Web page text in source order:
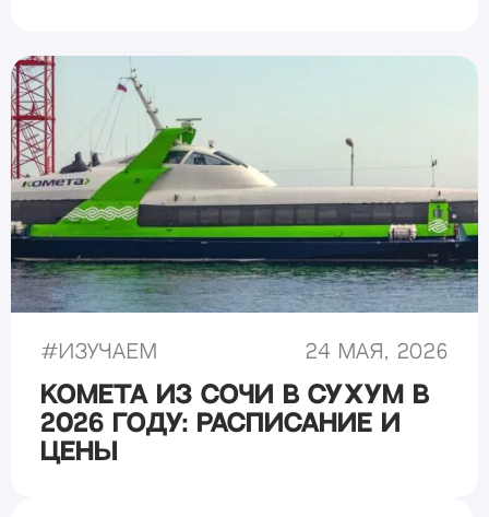
#Изучаем 24 мая, 2026
Комета из Сочи в Сухум в
2026 году: расписание и
цены